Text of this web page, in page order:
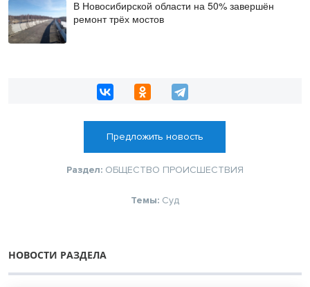
В Новосибирской области на 50% завершён
ремонт трёх мостов
Предложить новость
Раздел: ОБЩЕСТВО ПРОИСШЕСТВИЯ
Темы: Суд
НОВОСТИ РАЗДЕЛА